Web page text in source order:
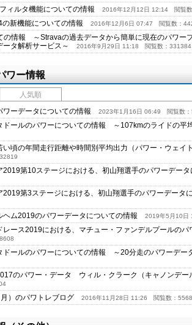
ィルタ機能についての情報 2016年12月12日 12:14 閲覧
の新機能についての情報 2016年12月6日 07:47 閲覧数：
の情報 ～Stravaの過去データから簡単に現在のパワー
ータ解析サービス～
2016年9月29日 11:18 閲覧数：331384
ワー情報
人気順
ワーデータについての情報
2023年1月16日 06:49 閲覧数：
ドールのパワーについての情報 ～107kmのライドの平
い頃の年間走行距離や時間別平均出力（パワー・ウェ
2019第10ステージにおける、初山翔選手のパワーデー
2019第3ステージにおける、初山翔選手のパワーデータ
ヘム2019のパワーデータについての情報 2019年5月10日
レース2019における、マチュー・ファンデルプールの
ドールのパワーについての情報 ～20分走のパワーデー
のパワー・データ ウィル・クラーク（キャノンデ
）のパワトレブログ 2016年11月28日 11:26 閲覧数：